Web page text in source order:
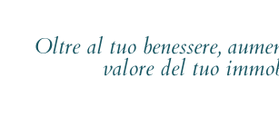
Oltre al tuo benessere,
valore del tuo